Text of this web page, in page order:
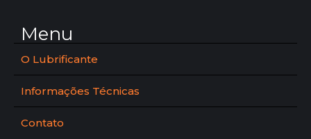
Menu
O Lubrificante
Informações Técnicas
Contato